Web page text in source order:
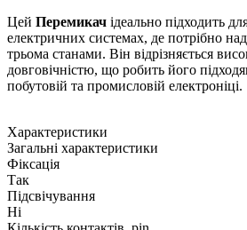
Цей Перемикач ідеально підходить
електричних системах, де потрібно
трьома станами. Він відрізняється
довговічністю, що робить його
побутовій та промисловій електроніці.
Характеристики
Загальні характеристики
Фіксація
Так
Підсвічування
Ні